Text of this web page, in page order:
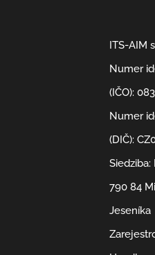
ITS-AIM
Numer
(IČO):
Numer
(DIČ):
790 84
Jeseníka